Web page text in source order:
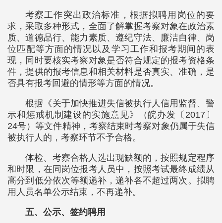
考察工作突出政治标准，根据拟聘用岗位的要
求，采取多种形式，全面了解掌握考察对象在政治素
质、道德品行、能力素质、遵纪守法、廉洁自律、岗
位匹配等方面的情况以及学习工作和报考期间的表
现，同时要核实考察对象是否符合规定的报考资格条
件，提供的报考信息和相关材料是否真实、准确，是
否具有报考回避的情形等方面的情况。
根据《关于加快推进失信被执行人信用监督、警
示和惩戒机制建设的实施意见》（皖办发〔2017〕
24号）等文件精神，考察结束时考察对象仍属于失信
被执行人的，考察环节不予合格。
体检、考察合格人选出现缺额的，按照规定程序
和时限，在同岗位报考人员中，按照考试最终成绩从
高分到低分依次等额递补，递补各不超过两次。拟聘
用人员名单公示结束，不再递补。
五、公示、签约聘用